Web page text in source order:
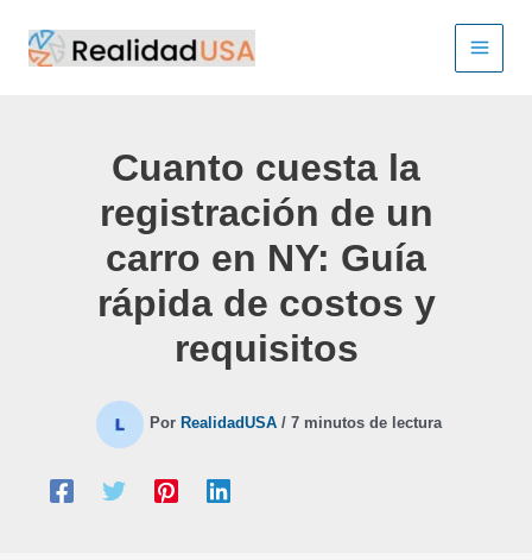
contenido
Cuanto cuesta la
registración de un
carro en NY: Guía
rápida de costos y
requisitos
Por RealidadUSA / 7 minutos de lectura